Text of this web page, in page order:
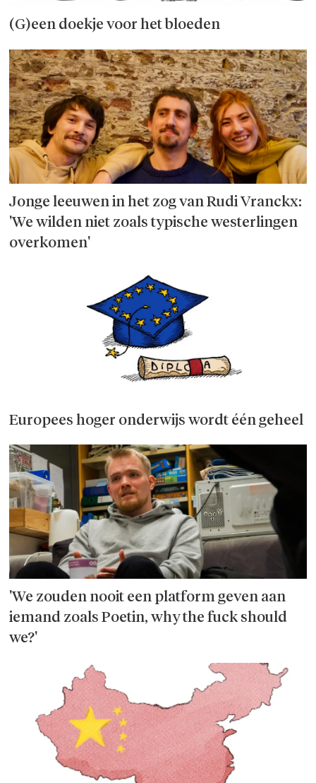
(G)een doekje voor het bloeden
Jonge leeuwen in het zog van Rudi Vran­ckx:
'We wilden niet zoals typi­sche west­er­lingen
overkomen'­
Europees hoger onderwijs wordt één geheel
'We zouden nooit een platform geven aan
iemand zoals Poetin, why the fuck should
we?'